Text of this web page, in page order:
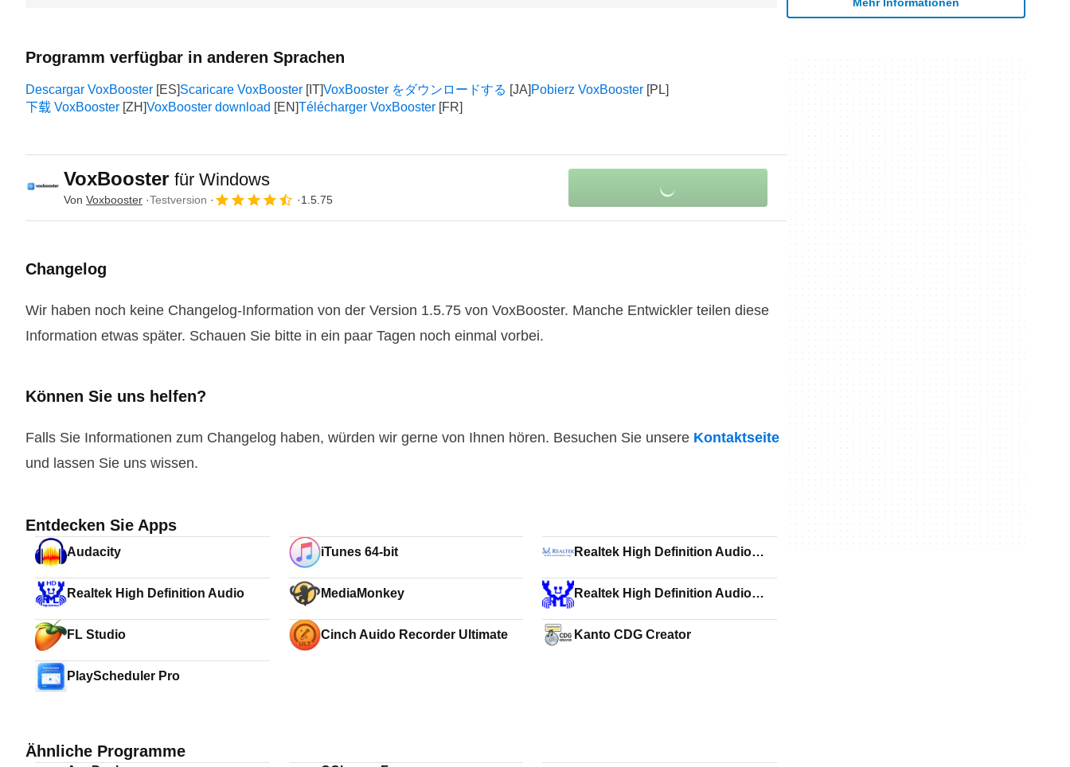
Programm verfügbar in anderen Sprachen
Descargar VoxBooster Scaricare VoxBooster VoxBooster をダウンロードする
Pobierz VoxBooster
下载 VoxBooster
VoxBooster download Télécharger VoxBooster
VoxBooster für Windows
Von Voxbooster Testversion 1.5.75
Changelog
Wir haben noch keine Changelog-Information von der Version 1.5.75 von VoxBooster. Manche Entwickler teilen diese
Information etwas später. Schauen Sie bitte in ein paar Tagen noch einmal vorbei.
Können Sie uns helfen?
Falls Sie Informationen zum Changelog haben, würden wir gerne von Ihnen hören. Besuchen Sie unsere Kontaktseite
und lassen Sie uns wissen.
Entdecken Sie Apps
Audacity iTunes 64-bit
Realtek High Definition Audio
Realtek High Definition Audio
MediaMonkey
Realtek High Definition Audio
FL Studio
Cinch Auido Recorder Ultimate Kanto CDG Creator
PlayScheduler Pro
Ähnliche Programme